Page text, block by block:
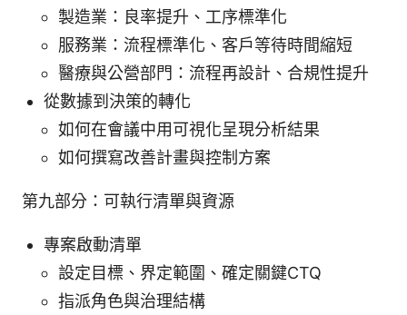
製造業：良率提升、工序標準化
服務業：流程標準化、客戶等待時間縮短
醫療與公營部門：流程再設計、合規性提升
從數據到決策的轉化
如何在會議中用可視化呈現分析結果
如何撰寫改善計畫與控制方案
第九部分：可執行清單與資源
專案啟動清單
設定目標、界定範圍、確定關鍵CTQ
指派角色與治理結構